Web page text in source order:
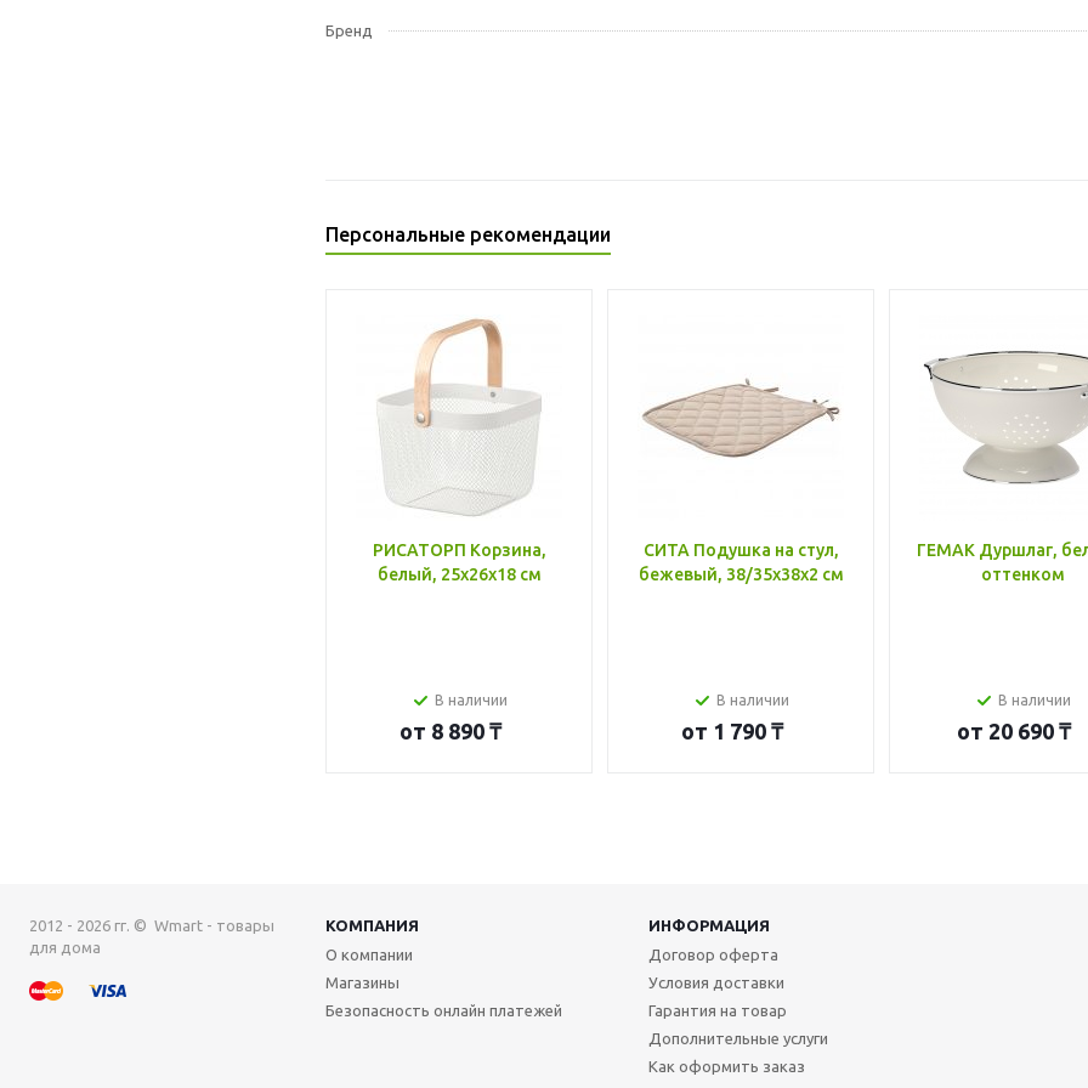
Бренд
Персональные рекомендации
РИСАТОРП Корзина,
белый, 25x26x18 см
В наличии
от 8 890 ₸
СИТА Подушка на стул,
бежевый, 38/35x38x2 см
В наличии
от 1 790 ₸
ГЕМАК Дуршлаг,
оттенком
В наличии
от 20 690 ₸
2012 - 2026 гг. © Wmart - товары
для дома
КОМПАНИЯ
ИНФОРМАЦИЯ
О компании
Магазины
Безопасность онлайн платежей
Договор оферта
Условия доставки
Гарантия на товар
Дополнительные услуги
Как оформить заказ